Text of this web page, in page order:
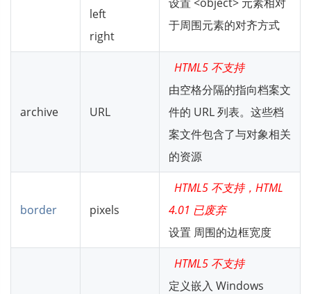
left
right
于周围元素的对齐方式
archive URL
HTML5 不支持
由空格分隔的指向档案文
件的 URL 列表。这些档
案文件包含了与对象相关
的资源
border pixels
HTML5 不支持，HTML
4.01 已废弃
设置 周围的边框宽度
HTML5 不支持
定义嵌入 Windows